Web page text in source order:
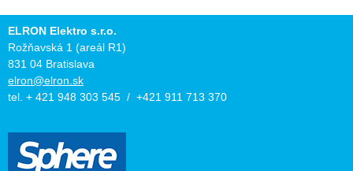
ELRON Elektro s.r.o.
Rožňavská 1 (areál R1)
831 04 Bratislava
elron@elron.sk
tel. + 421 948 303 545 / +421 911 713 370